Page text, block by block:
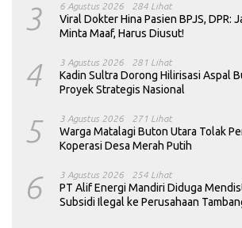
3 6 Agustus 2026 284 Lihat
Viral Dokter Hina Pasien BPJS, DPR:
Minta Maaf, Harus Diusut!
4 3 Agustus 2026 281 Lihat
Kadin Sultra Dorong Hilirisasi Aspal
Proyek Strategis Nasional
5 3 Agustus 2026 271 Lihat
Warga Matalagi Buton Utara Tolak
Koperasi Desa Merah Putih
6 3 Agustus 2026 254 Lihat
PT Alif Energi Mandiri Diduga
Subsidi Ilegal ke Perusahaan